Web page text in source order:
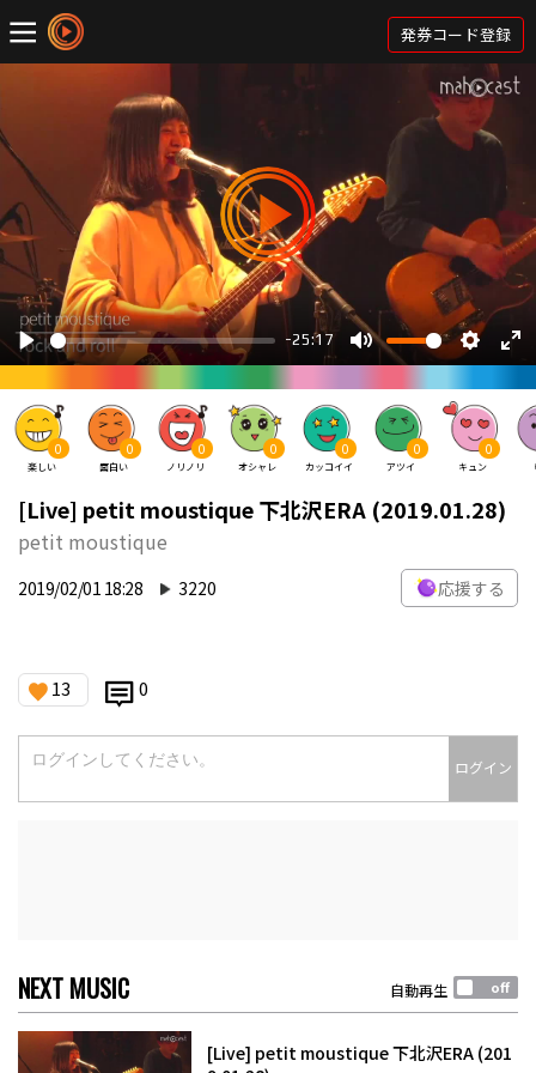
発券コード登録
0
楽しい
0
面白い
0
ノリノリ
0
オシャレ
0
カッコイイ
0
アツイ
0
キュン
[Live] petit moustique 下北沢ERA (2019.01.28)
petit moustique
2019/02/01 18:28 3220 応援する
13 0
ログイン
NEXT MUSIC 自動再生
[Live] petit moustique 下北沢ERA (201